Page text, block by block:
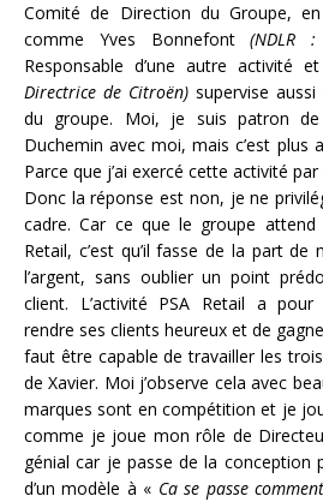
Comité de Direction du Groupe,
comme Yves Bonnefont(NDLR
Responsable d’une autre activité
Directrice de Citroën) supervise
du groupe. Moi, je suis patron de
Duchemin avec moi, mais c’est plus
Parce que j’ai exercé cette activité par
Donc la réponse est non, je ne
cadre. Car ce que le groupe
Retail, c’est qu’il fasse de la part de
l’argent, sans oublier un point
client. L’activité PSA Retail a
rendre ses clients heureux et de
faut être capable de travailler les
de Xavier. Moi j’observe cela avec
marques sont en compétition et je
comme je joue mon rôle de
génial car je passe de la conception
d’un modèle à « Ca se passe